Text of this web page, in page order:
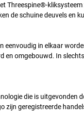
Threespine®-
de schuine deuvels en
eenvoudig in elkaar
en omgebouwd. In
die is uitgevonden
zijn geregistreerde